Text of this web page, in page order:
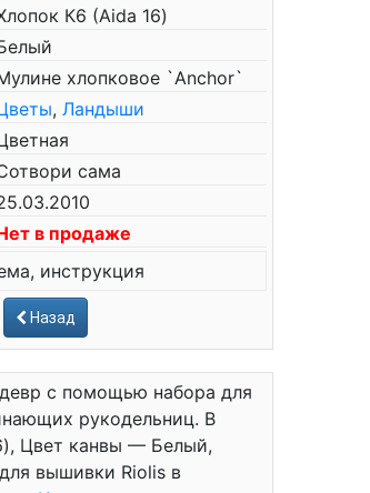
К6 (Aida 16)
хлопковое `Anchor`
, Ландыши
сама
в продаже
инструкция
Назад
с помощью набора для
рукодельниц. В
Цвет канвы — Белый,
вышивки Riolis в